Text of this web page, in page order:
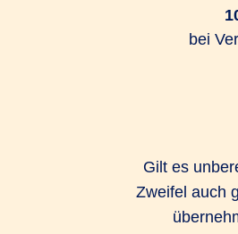
bei
Gilt es
Zweifel auch